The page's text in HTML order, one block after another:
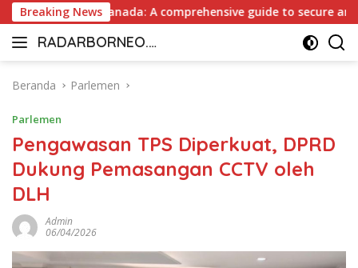
Langsung
ke
konten
Breaking News
Casino Canada: A comprehensive guide to secure and fast
RADARBORNEO.I
Radarnya
Beranda
Parlemen
Parlemen
Pengawasan TPS Diperkuat, DPRD
Dukung Pemasangan CCTV oleh
DLH
Admin
06/04/2026